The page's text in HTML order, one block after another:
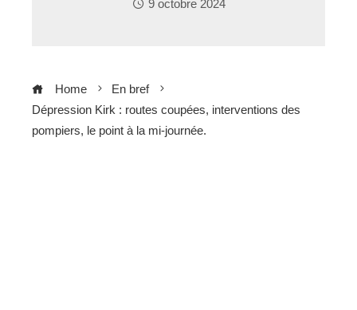
9 octobre 2024
Home
En bref
Dépression Kirk : routes coupées, interventions des
pompiers, le point à la mi-journée.